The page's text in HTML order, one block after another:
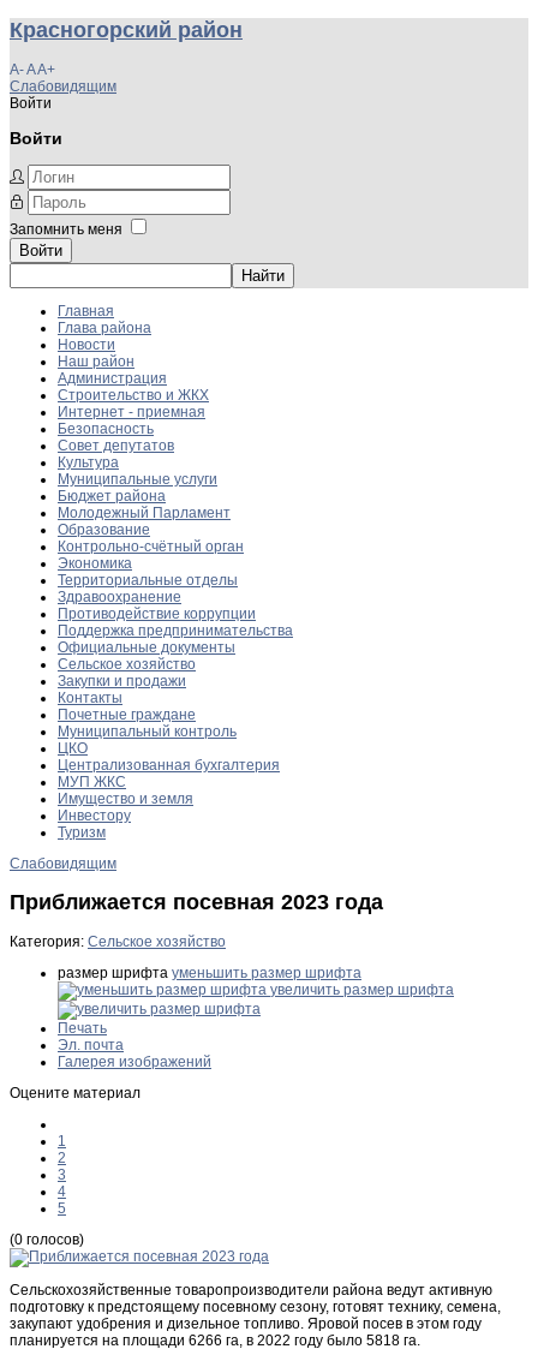
Красногорский район
A-AA+
Слабовидящим
Войти
Войти
Запомнить меня
Войти
Главная
Глава района
Новости
Наш район
Администрация
Строительство и ЖКХ
Интернет - приемная
Безопасность
Совет депутатов
Культура
Муниципальные услуги
Бюджет района
Молодежный Парламент
Образование
Контрольно-счётный орган
Экономика
Территориальные отделы
Здравоохранение
Противодействие коррупции
Поддержка предпринимательства
Официальные документы
Сельское хозяйство
Закупки и продажи
Контакты
Почетные граждане
Муниципальный контроль
ЦКО
Централизованная бухгалтерия
МУП ЖКС
Имущество и земля
Инвестору
Туризм
Слабовидящим
Приближается посевная 2023 года
Категория: Сельское хозяйство
размер шрифта уменьшить размер шрифта
увеличить размер шрифта
Печать
Эл. почта
Галерея изображений
Оцените материал
1
2
3
4
5
(0 голосов)
Сельскохозяйственные товаропроизводители района ведут активную
подготовку к предстоящему посевному сезону, готовят технику, семена,
закупают удобрения и дизельное топливо. Яровой посев в этом году
планируется на площади 6266 га, в 2022 году было 5818 га.